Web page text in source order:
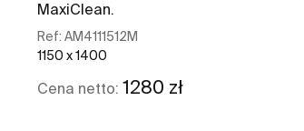
MaxiClean.
Ref:AM4111512M
1150 x 1400
Cena netto:1280 zł